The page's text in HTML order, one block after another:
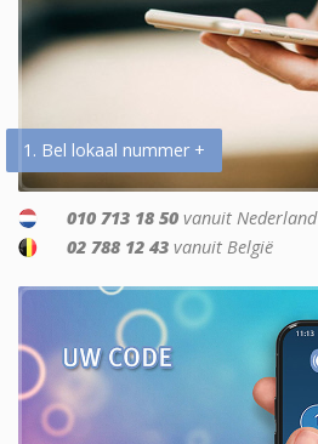
1. Bel lokaal nummer +
010 713 18 50 vanuit Nederland
02 788 12 43 vanuit België